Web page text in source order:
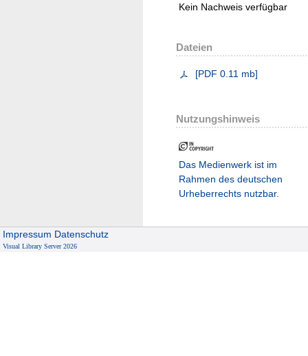
Kein Nachweis verfügbar
Dateien
[PDF 0.11 mb]
Nutzungshinweis
Das Medienwerk ist im
Rahmen des deutschen
Urheberrechts nutzbar.
Impressum Datenschutz
Visual Library Server 2026